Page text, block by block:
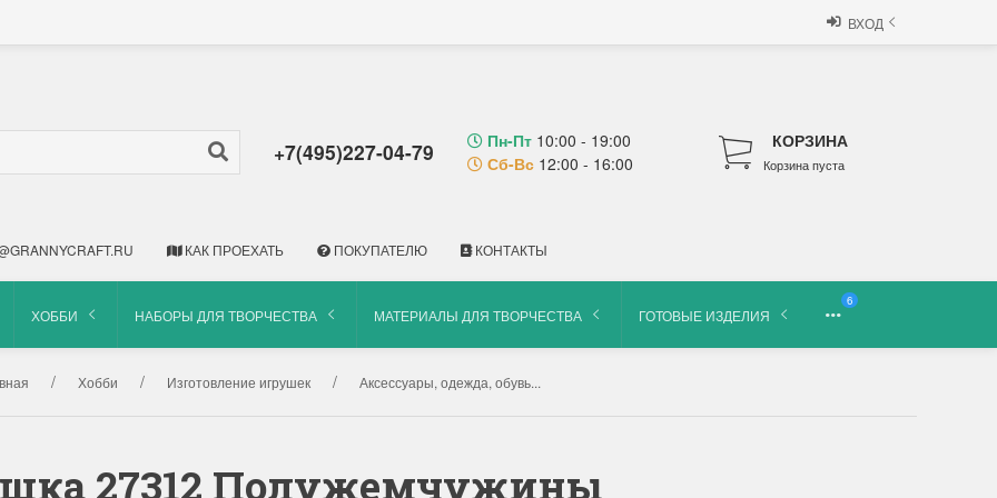
ВХОД
+7(495)227-04-79 Пн-Пт 10:00 - 19:00
Сб-Вс 12:00 - 16:00
КОРЗИНА
Корзина пуста
КАК ПРОЕХАТЬ ПОКУПАТЕЛЮ КОНТАКТЫ
ХОББИ НАБОРЫ ДЛЯ ТВОРЧЕСТВА МАТЕРИАЛЫ ДЛЯ ТВОРЧЕСТВА ГОТОВЫЕ ИЗДЕЛИЯ
6
Хобби Изготовление игрушек Аксессуары, одежда, обувь...
27312 Полужемчужины